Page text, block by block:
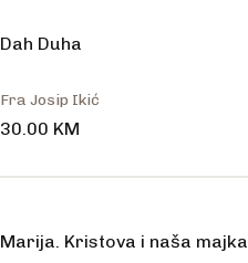
Dah Duha
Fra Josip Ikić
30.00 KM
Marija. Kristova i naša majka